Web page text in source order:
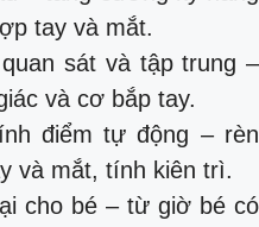
tay và mắt.
sát và tập trung –
và cơ bắp tay.
điểm tự động – rèn
và mắt, tính kiên trì.
cho bé – từ giờ bé có